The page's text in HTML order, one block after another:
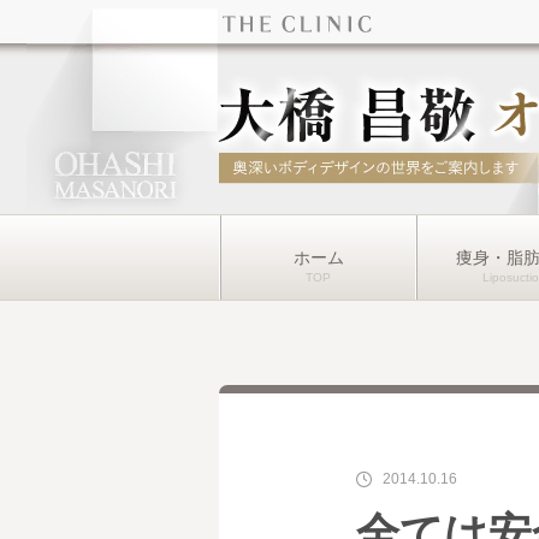
ホーム 痩身・脂
2014.10.16